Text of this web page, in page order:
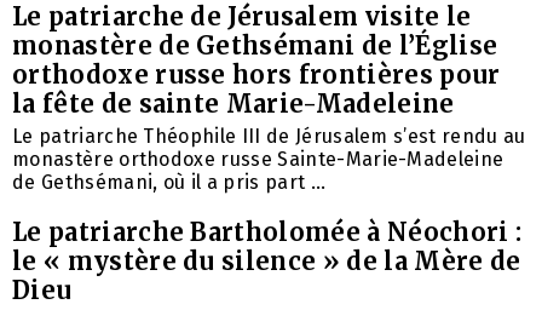
Le patriarche de Jérusalem visite le
monastère de Gethsémani de l’Église
orthodoxe russe hors frontières pour
la fête de sainte Marie-Madeleine
Le patriarche Théophile III de Jérusalem s’est rendu au
monastère orthodoxe russe Sainte-Marie-Madeleine
de Gethsémani, où il a pris part ...
Le patriarche Bartholomée à Néochori :
le « mystère du silence » de la Mère de
Dieu